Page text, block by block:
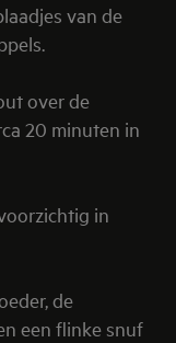
van de
over de
20 minuten in
in
de
een flinke snuf